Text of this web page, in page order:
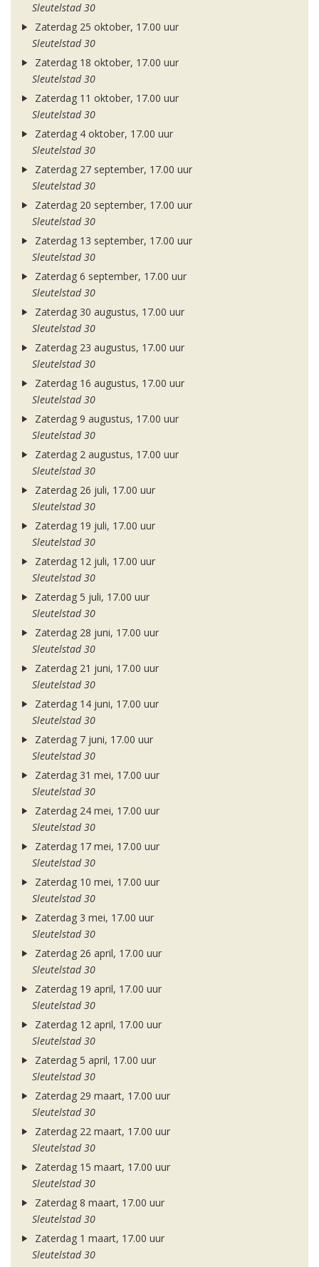
Sleutelstad 30
Zaterdag 25 oktober, 17.00 uur
Sleutelstad 30
Zaterdag 18 oktober, 17.00 uur
Sleutelstad 30
Zaterdag 11 oktober, 17.00 uur
Sleutelstad 30
Zaterdag 4 oktober, 17.00 uur
Sleutelstad 30
Zaterdag 27 september, 17.00 uur
Sleutelstad 30
Zaterdag 20 september, 17.00 uur
Sleutelstad 30
Zaterdag 13 september, 17.00 uur
Sleutelstad 30
Zaterdag 6 september, 17.00 uur
Sleutelstad 30
Zaterdag 30 augustus, 17.00 uur
Sleutelstad 30
Zaterdag 23 augustus, 17.00 uur
Sleutelstad 30
Zaterdag 16 augustus, 17.00 uur
Sleutelstad 30
Zaterdag 9 augustus, 17.00 uur
Sleutelstad 30
Zaterdag 2 augustus, 17.00 uur
Sleutelstad 30
Zaterdag 26 juli, 17.00 uur
Sleutelstad 30
Zaterdag 19 juli, 17.00 uur
Sleutelstad 30
Zaterdag 12 juli, 17.00 uur
Sleutelstad 30
Zaterdag 5 juli, 17.00 uur
Sleutelstad 30
Zaterdag 28 juni, 17.00 uur
Sleutelstad 30
Zaterdag 21 juni, 17.00 uur
Sleutelstad 30
Zaterdag 14 juni, 17.00 uur
Sleutelstad 30
Zaterdag 7 juni, 17.00 uur
Sleutelstad 30
Zaterdag 31 mei, 17.00 uur
Sleutelstad 30
Zaterdag 24 mei, 17.00 uur
Sleutelstad 30
Zaterdag 17 mei, 17.00 uur
Sleutelstad 30
Zaterdag 10 mei, 17.00 uur
Sleutelstad 30
Zaterdag 3 mei, 17.00 uur
Sleutelstad 30
Zaterdag 26 april, 17.00 uur
Sleutelstad 30
Zaterdag 19 april, 17.00 uur
Sleutelstad 30
Zaterdag 12 april, 17.00 uur
Sleutelstad 30
Zaterdag 5 april, 17.00 uur
Sleutelstad 30
Zaterdag 29 maart, 17.00 uur
Sleutelstad 30
Zaterdag 22 maart, 17.00 uur
Sleutelstad 30
Zaterdag 15 maart, 17.00 uur
Sleutelstad 30
Zaterdag 8 maart, 17.00 uur
Sleutelstad 30
Zaterdag 1 maart, 17.00 uur
Sleutelstad 30